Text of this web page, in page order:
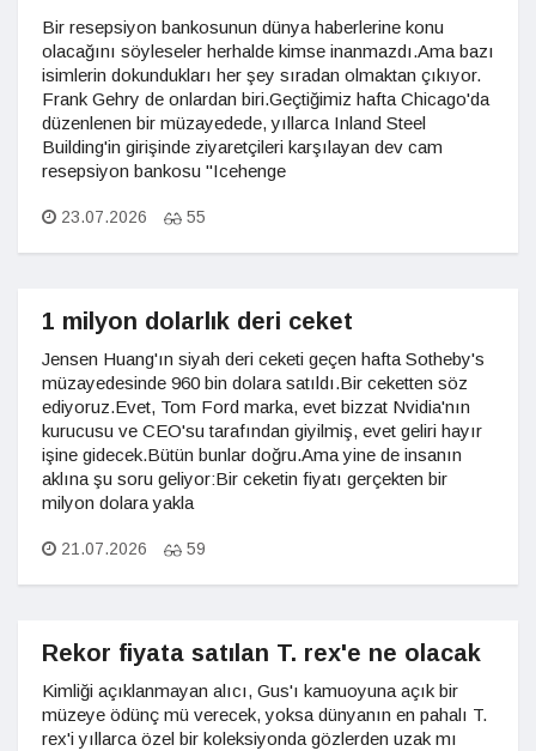
Bir resepsiyon bankosunun dünya haberlerine konu
olacağını söyleseler herhalde kimse inanmazdı.Ama bazı
isimlerin dokundukları her şey sıradan olmaktan çıkıyor.
Frank Gehry de onlardan biri.Geçtiğimiz hafta Chicago'da
düzenlenen bir müzayedede, yıllarca Inland Steel
Building'in girişinde ziyaretçileri karşılayan dev cam
resepsiyon bankosu "Icehenge
23.07.2026 55
1 milyon dolarlık deri ceket
Jensen Huang'ın siyah deri ceketi geçen hafta Sotheby's
müzayedesinde 960 bin dolara satıldı.Bir ceketten söz
ediyoruz.Evet, Tom Ford marka, evet bizzat Nvidia'nın
kurucusu ve CEO'su tarafından giyilmiş, evet geliri hayır
işine gidecek.Bütün bunlar doğru.Ama yine de insanın
aklına şu soru geliyor:Bir ceketin fiyatı gerçekten bir
milyon dolara yakla
21.07.2026 59
Rekor fiyata satılan T. rex'e ne olacak
Kimliği açıklanmayan alıcı, Gus'ı kamuoyuna açık bir
müzeye ödünç mü verecek, yoksa dünyanın en pahalı T.
rex'i yıllarca özel bir koleksiyonda gözlerden uzak mı